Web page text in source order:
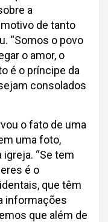
a
de tanto
“Somos o povo
o amor, o
é o príncipe da
consolados
o fato de uma
uma foto,
“Se tem
é o
que têm
informações
que além de